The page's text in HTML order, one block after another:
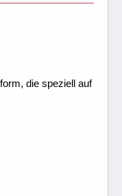
die speziell auf